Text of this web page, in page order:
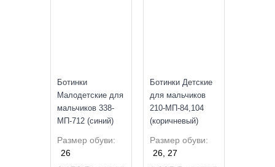
Ботинки
Малодетские для
мальчиков 338-
МП-712 (синий)
Размер обуви:
26
Ботинки Детские
для мальчиков
210-МП-84,104
(коричневый)
Размер обуви:
26, 27